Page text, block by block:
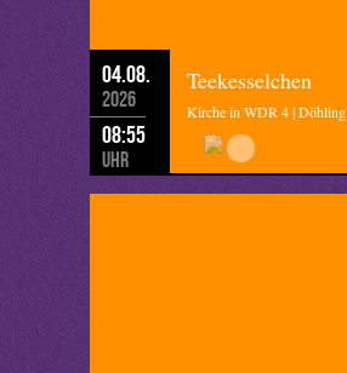
04.08.
2026
08:55
Uhr
Teekesselchen
Kirche in WDR 4 | Döhling